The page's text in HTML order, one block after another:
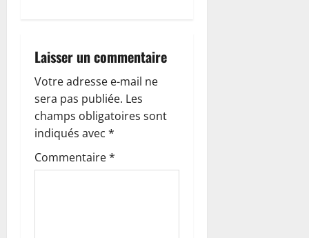
n
d
’
a
Laisser un commentaire
Votre adresse e-mail ne
sera pas publiée. Les
champs obligatoires sont
indiqués avec *
Commentaire*